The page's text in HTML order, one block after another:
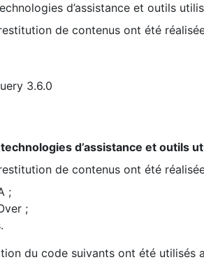
d’assistance et outils
de contenus ont été
3.6.0
d’assistance et outils
de contenus ont été
;
;
du code suivants ont été utilisés